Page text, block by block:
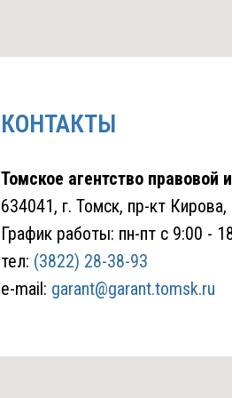
КОНТАКТЫ
Томское агентство правовой
634041, г. Томск, пр-кт Кирова,
График работы: пн-пт с 9:00 -
тел: (3822) 28-38-93
e-mail: garant@garant.tomsk.ru